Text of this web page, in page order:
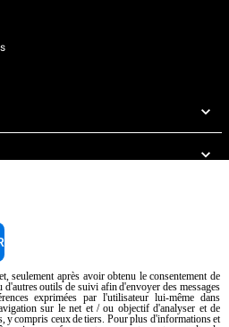
Privacy policy Cookie policy
seulement après avoir obtenu le consentement de
outils de suivi afin d'envoyer des messages
exprimées par l'utilisateur lui-même dans
sur le net et / ou objectif d'analyser et de
y compris ceux de tiers. Pour plus d'informations et